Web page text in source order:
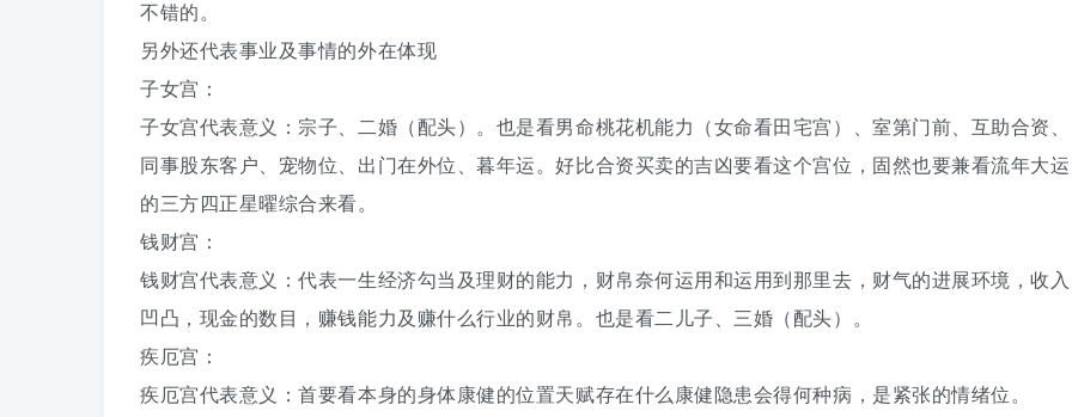
不错的。
另外还代表事业及事情的外在体现
子女宫：
子女宫代表意义：宗子、二婚（配头）。也是看男命桃花机能力（女命看田宅宫）、室第门前、互助合资、
同事股东客户、宠物位、出门在外位、暮年运。好比合资买卖的吉凶要看这个宫位，固然也要兼看流年大运
的三方四正星曜综合来看。
钱财宫：
钱财宫代表意义：代表一生经济勾当及理财的能力，财帛奈何运用和运用到那里去，财气的进展环境，收入
凹凸，现金的数目，赚钱能力及赚什么行业的财帛。也是看二儿子、三婚（配头）。
疾厄宫：
疾厄宫代表意义：首要看本身的身体康健的位置天赋存在什么康健隐患会得何种病，是紧张的情绪位。